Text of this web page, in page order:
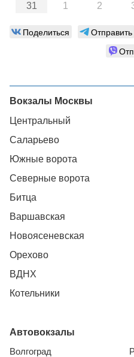
31
1 2
Поделиться Отправить
Вокзалы Москвы
Центральный
Саларьево
Южные ворота
Северные ворота
Битца
Варшавская
Новоясеневская
Орехово
ВДНХ
Котельники
Автовокзалы
Волгоград